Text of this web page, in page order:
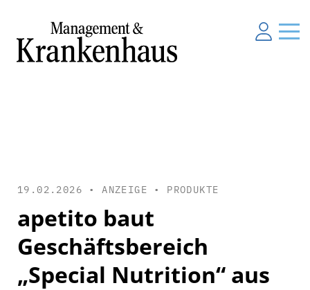
19.02.2026 • ANZEIGE • PRODUKTE
apetito baut
Geschäftsbereich
„Special Nutrition“ aus